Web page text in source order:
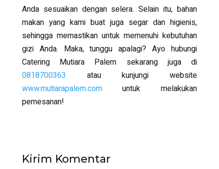
Anda sesuaikan dengan selera. Selain itu, bahan
makan yang kami buat juga segar dan higienis,
sehingga memastikan untuk memenuhi kebutuhan
gizi Anda. Maka, tunggu apalagi? Ayo hubungi
Catering Mutiara Palem sekarang juga di
0818700363 atau kunjungi website
www.mutiarapalem.comuntuk melakukan
pemesanan!
Kirim Komentar